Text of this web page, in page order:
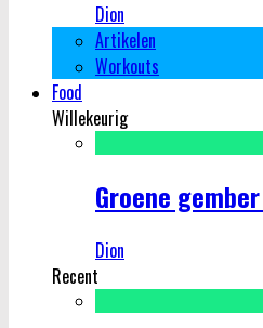
Dion
Artikelen
Workouts
Food
Willekeurig
Groene
Dion
Recent